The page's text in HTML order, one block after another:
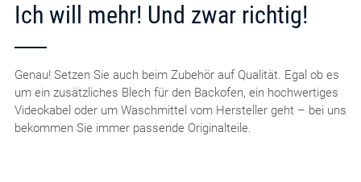
Ich will mehr! Und zwar richtig!
Genau! Setzen Sie auch beim Zubehör auf Qualität. Egal ob es
um ein zusätzliches Blech für den Backofen, ein hochwertiges
Videokabel oder um Waschmittel vom Hersteller geht – bei uns
bekommen Sie immer passende Originalteile.